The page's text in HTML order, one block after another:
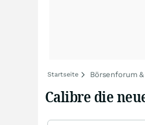
Startseite Börsenforum
Calibre die